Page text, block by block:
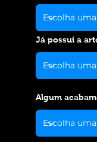
Já possui a
Algum